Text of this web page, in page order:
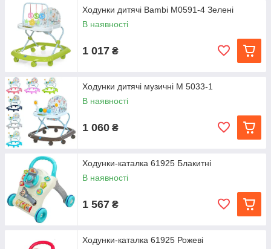
Ходунки дитячі Bambi M0591-4 Зелені
В наявності
1 017 ₴
Ходунки дитячі музичні M 5033-1
В наявності
1 060 ₴
Ходунки-каталка 61925 Блакитні
В наявності
1 567 ₴
Ходунки-каталка 61925 Рожеві